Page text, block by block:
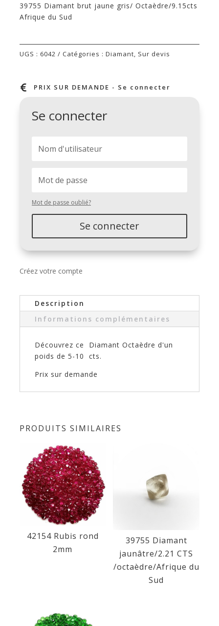
39755 Diamant brut jaune gris/ Octaèdre/9.15cts
Afrique du Sud
UGS : 6042 Catégories : Diamant, Sur devis
 PRIX SUR DEMANDE - Se connecter
Se connecter
Mot de passe oublié?
Se connecter
Créez votre compte
Description
Informations complémentaires
Découvrez ce Diamant Octaèdre d'un
poids de 5-10 cts.
Prix sur demande
PRODUITS SIMILAIRES
42154 Rubis rond
2mm
39755 Diamant
jaunâtre/2.21 CTS
/octaèdre/Afrique du
Sud